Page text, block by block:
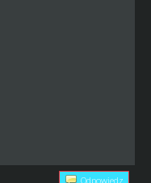
Odpowiedz